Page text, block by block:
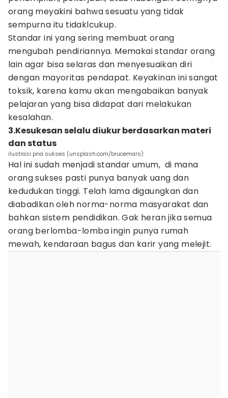
orang meyakini bahwa sesuatu yang tidak
sempurna itu tidaklcukup.
Standar ini yang sering membuat orang
mengubah pendiriannya. Memakai standar orang
lain agar bisa selaras dan menyesuaikan diri
dengan mayoritas pendapat. Keyakinan ini sangat
toksik, karena kamu akan mengabaikan banyak
pelajaran yang bisa didapat dari melakukan
kesalahan.
3.Kesukesan selalu diukur berdasarkan materi
dan status
ilustrasi pria sukses (unsplash.com/brucemars)
Hal ini sudah menjadi standar umum, di mana
orang sukses pasti punya banyak uang dan
kedudukan tinggi. Telah lama digaungkan dan
diabadikan oleh norma-norma masyarakat dan
bahkan sistem pendidikan. Gak heran jika semua
orang berlomba-lomba ingin punya rumah
mewah, kendaraan bagus dan karir yang melejit.